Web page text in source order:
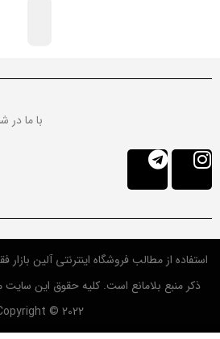
با ما در
استفاده از مطالب فروشگاه اینترنتی آلین
ذکر منبع بلامانع است. کلیه حقوق این سایت
© 2022